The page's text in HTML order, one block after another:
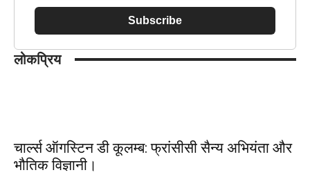
Subscribe
लोकप्रिय
चार्ल्स ऑगस्टिन डी कूलम्ब: फ्रांसीसी सैन्य अभियंता और
भौतिक विज्ञानी।